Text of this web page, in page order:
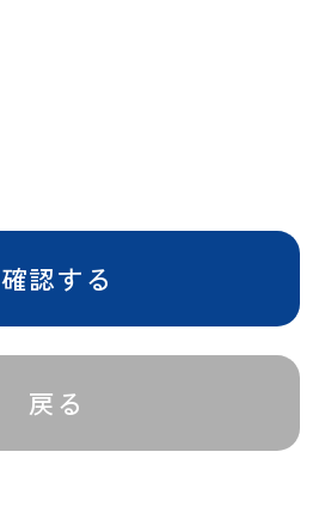
戻る
確認する